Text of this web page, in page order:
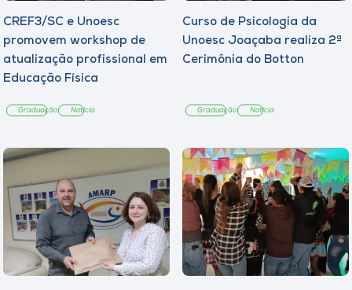
CREF3/SC e Unoesc
promovem workshop de
atualização profissional em
Educação Física
Graduação Notícia
Curso de Psicologia da
Unoesc Joaçaba realiza 2ª
Cerimônia do Botton
Graduação Notícia